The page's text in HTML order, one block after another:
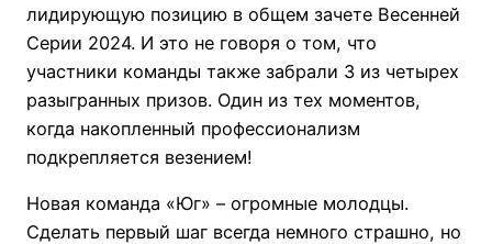
лидирующую позицию в общем зачете Весенней
Серии 2024. И это не говоря о том, что
участники команды также забрали 3 из четырех
разыгранных призов. Один из тех моментов,
когда накопленный профессионализм
подкрепляется везением!
Новая команда «Юг» – огромные молодцы.
Сделать первый шаг всегда немного страшно, но